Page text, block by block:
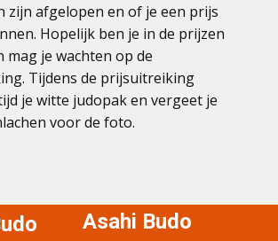
zijn afgelopen en of je een prijs
Hopelijk ben je in de prijzen
mag je wachten op de
Tijdens de prijsuitreiking
je witte judopak en vergeet je
voor de foto.
Asahi Budo